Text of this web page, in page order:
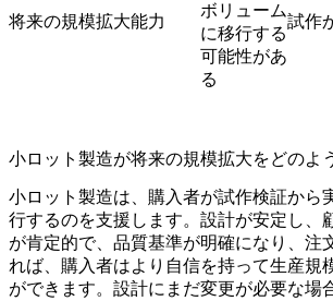
将来の規模拡大能力
ボリューム
に移行する
可能性があ
る
試作
小ロット製造が将来の規模拡大をどのよ
小ロット製造は、購入者が試作検証から
行するのを支援します。設計が安定し、
が肯定的で、品質基準が明確になり、注
れば、購入者はより自信を持って生産規
ができます。設計にまだ変更が必要な場